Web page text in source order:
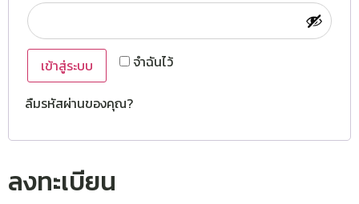
จำฉันไว้
เข้าสู่ระบบ
ลืมรหัสผ่านของคุณ?
ลงทะเบียน